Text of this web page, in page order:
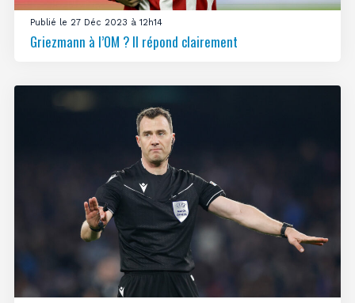
Publié le 27 Déc 2023 à 12h14
Griezmann à l’OM ? Il répond clairement